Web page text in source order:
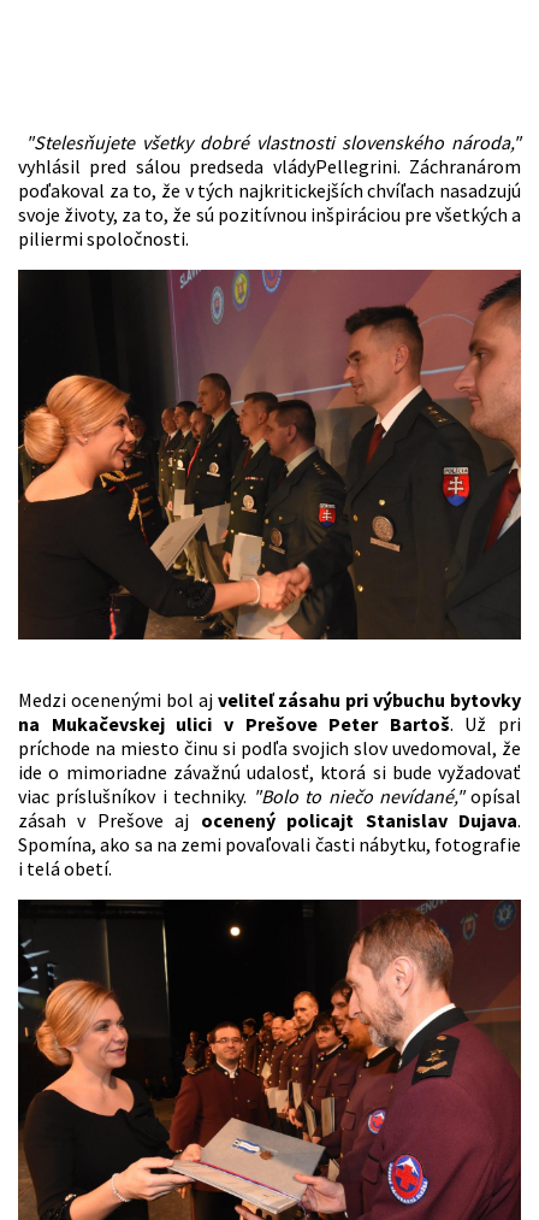
"Stelesňujete všetky dobré vlastnosti slovenského národa,"
vyhlásil pred sálou predseda vládyPellegrini. Záchranárom
poďakoval za to, že v tých najkritickejších chvíľach nasadzujú
svoje životy, za to, že sú pozitívnou inšpiráciou pre všetkých a
piliermi spoločnosti.
Medzi ocenenými bol aj veliteľ zásahu pri výbuchu bytovky
na Mukačevskej ulici v Prešove Peter Bartoš. Už pri
príchode na miesto činu si podľa svojich slov uvedomoval, že
ide o mimoriadne závažnú udalosť, ktorá si bude vyžadovať
viac príslušníkov i techniky. "Bolo to niečo nevídané,"opísal
zásah v Prešove aj ocenený policajt Stanislav Dujava.
Spomína, ako sa na zemi povaľovali časti nábytku, fotografie
i telá obetí.